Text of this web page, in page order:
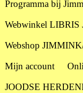
Programma bij
Webwinkel
Webshop
Mijn account
JOODSE